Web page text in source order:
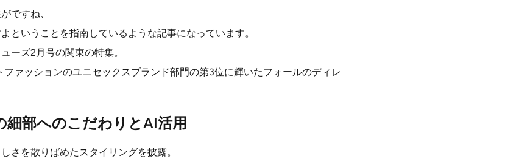
ですね、
ということを指南しているような記事になっています。
ーズ2月号の関東の特集。
ァッションのユニセックスブランド部門の第3位に輝いたフォールのディレ
部へのこだわりとAI活用
さを散りばめたスタイリングを披露。